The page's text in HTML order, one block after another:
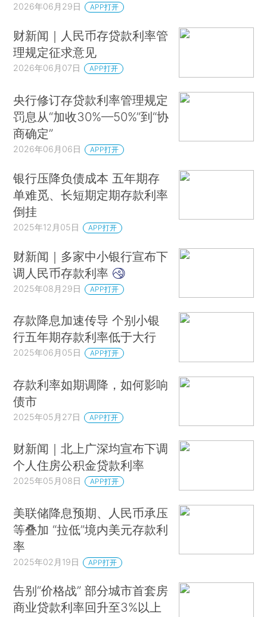
2026年06月29日 APP打开
财新闻｜人民币存贷款利率管
理规定征求意见
2026年06月07日 APP打开
央行修订存贷款利率管理规定
罚息从“加收30%—50%”到“协
商确定”
2026年06月06日 APP打开
银行压降负债成本 五年期存
单难觅、长短期定期存款利率
倒挂
2025年12月05日 APP打开
财新闻｜多家中小银行宣布下
调人民币存款利率
2025年08月29日 APP打开
存款降息加速传导 个别小银
行五年期存款利率低于大行
2025年06月05日 APP打开
存款利率如期调降，如何影响
债市
2025年05月27日 APP打开
财新闻｜北上广深均宣布下调
个人住房公积金贷款利率
2025年05月08日 APP打开
美联储降息预期、人民币承压
等叠加 “拉低”境内美元存款利
率
2025年02月19日 APP打开
告别“价格战” 部分城市首套房
商业贷款利率回升至3%以上